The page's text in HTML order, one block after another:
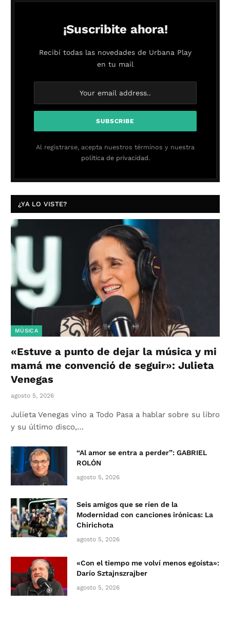
¡Suscribite ahora!
Recibí todas las novedades de Urbana Play
en tu mail
Al registrarse, acepta nuestros términos y nuestra
política de privacidad.
¿YA LO VISTE?
MÚSICA
«Estuve a punto de dejar la música y mi
mamá me convenció de seguir»: Julieta
Venegas
agosto 5, 2026
Julieta Venegas vino a Todo Pasa a hablar sobre su libro
y su último disco,…
“Al amor se entra a perder”: GABRIEL
ROLÓN
agosto 5, 2026
Seis amigos que se ríen de la
Modernidad con canciones irónicas: La
Chirichota
agosto 5, 2026
«Con el tiempo me volví menos egoísta»:
Darío Sztajnszrajber
agosto 5, 2026